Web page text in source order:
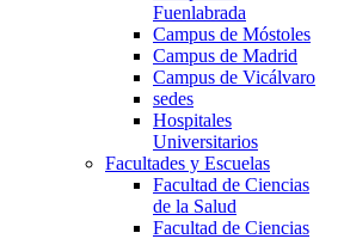
Fuenlabrada
Campus de Móstoles
Campus de Madrid
Campus de Vicálvaro
sedes
Hospitales
Universitarios
Facultades y Escuelas
Facultad de Ciencias
de la Salud
Facultad de Ciencias